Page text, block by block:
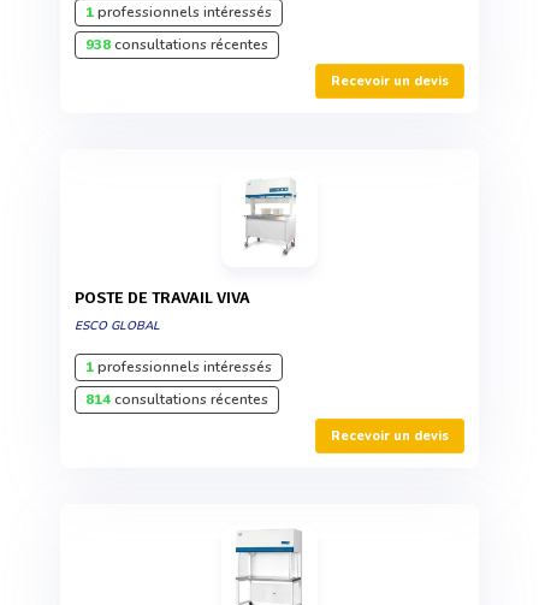
1professionnels intéressés
938consultations récentes
Recevoir un devis
POSTE DE TRAVAIL VIVA
ESCO GLOBAL
1professionnels intéressés
814consultations récentes
Recevoir un devis